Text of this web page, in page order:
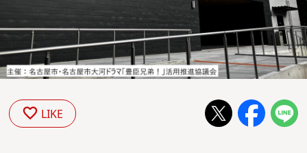
LIKE